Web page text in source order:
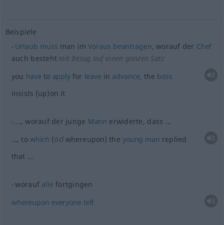
Beispiele
Urlaub muss man imVoraus beantragen, worauf der Chef
auch besteht mit Bezug auf einen ganzen Satz
you have to applyfor leave in advance, the boss
insists (up)on it
…, worauf der junge Mann erwiderte, dass …
…, to which (odwhereupon) the young man replied
that …
worauf alle fortgingen
whereupon everyone left